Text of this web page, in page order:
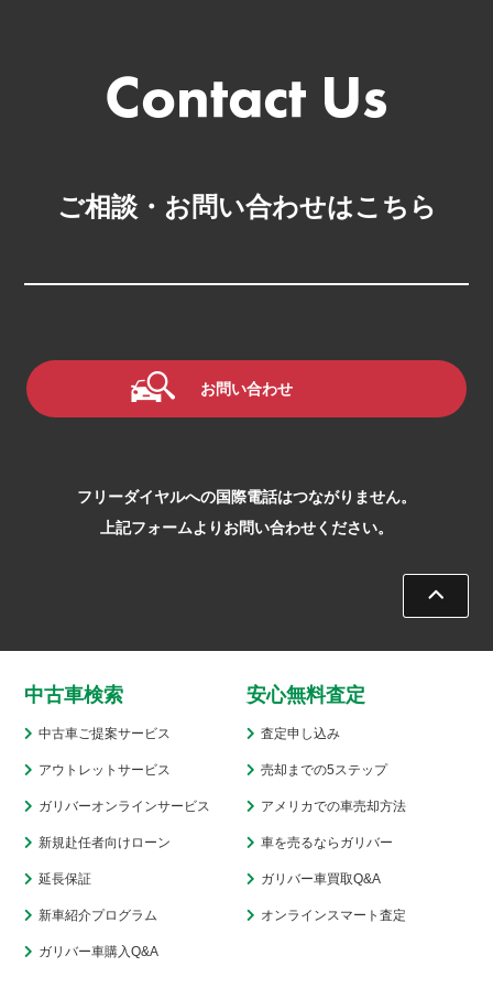
ご相談・お問い合わせはこちら
お問い合わせ
フリーダイヤルへの国際電話はつながりません。
上記フォームよりお問い合わせください。
中古車検索
中古車ご提案サービス
アウトレットサービス
ガリバーオンラインサービス
新規赴任者向けローン
延長保証
新車紹介プログラム
ガリバー車購入Q&A
安心無料査定
査定申し込み
売却までの5ステップ
アメリカでの車売却方法
車を売るならガリバー
ガリバー車買取Q&A
オンラインスマート査定